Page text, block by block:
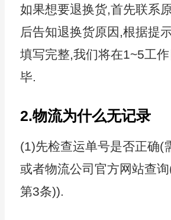
如果想要退换货,首先联系
后告知退换货原因,根据提
填写完整,我们将在1~5工
毕.
2.物流为什么无记录
(1)先检查运单号是否正确(
或者物流公司官方网站查
第3条)).